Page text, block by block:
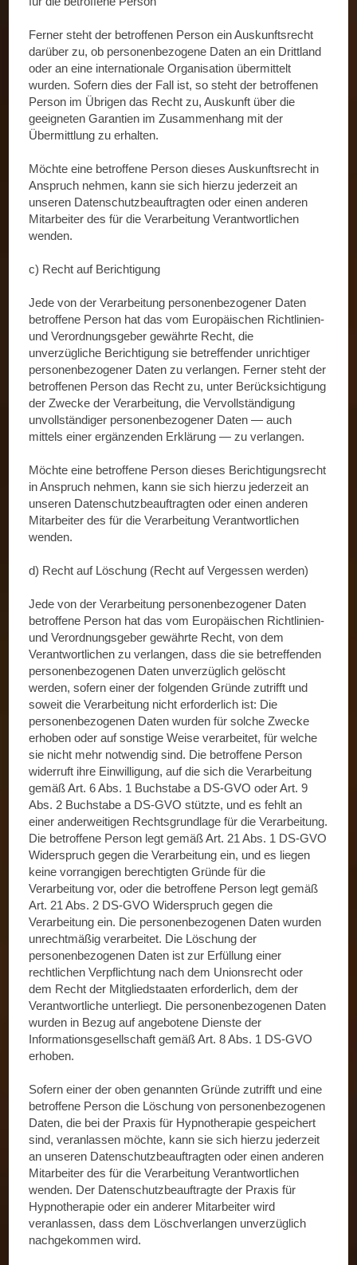
Ferner steht der betroffenen Person ein Auskunftsrecht
darüber zu, ob personenbezogene Daten an ein Drittland
oder an eine internationale Organisation übermittelt
wurden. Sofern dies der Fall ist, so steht der betroffenen
Person im Übrigen das Recht zu, Auskunft über die
geeigneten Garantien im Zusammenhang mit der
Übermittlung zu erhalten.
Möchte eine betroffene Person dieses Auskunftsrecht in
Anspruch nehmen, kann sie sich hierzu jederzeit an
unseren Datenschutzbeauftragten oder einen anderen
Mitarbeiter des für die Verarbeitung Verantwortlichen
wenden.
c) Recht auf Berichtigung
Jede von der Verarbeitung personenbezogener Daten
betroffene Person hat das vom Europäischen Richtlinien-
und Verordnungsgeber gewährte Recht, die
unverzügliche Berichtigung sie betreffender unrichtiger
personenbezogener Daten zu verlangen. Ferner steht der
betroffenen Person das Recht zu, unter Berücksichtigung
der Zwecke der Verarbeitung, die Vervollständigung
unvollständiger personenbezogener Daten — auch
mittels einer ergänzenden Erklärung — zu verlangen.
Möchte eine betroffene Person dieses Berichtigungsrecht
in Anspruch nehmen, kann sie sich hierzu jederzeit an
unseren Datenschutzbeauftragten oder einen anderen
Mitarbeiter des für die Verarbeitung Verantwortlichen
wenden.
d) Recht auf Löschung (Recht auf Vergessen werden)
Jede von der Verarbeitung personenbezogener Daten
betroffene Person hat das vom Europäischen Richtlinien-
und Verordnungsgeber gewährte Recht, von dem
Verantwortlichen zu verlangen, dass die sie betreffenden
personenbezogenen Daten unverzüglich gelöscht
werden, sofern einer der folgenden Gründe zutrifft und
soweit die Verarbeitung nicht erforderlich ist: Die
personenbezogenen Daten wurden für solche Zwecke
erhoben oder auf sonstige Weise verarbeitet, für welche
sie nicht mehr notwendig sind. Die betroffene Person
widerruft ihre Einwilligung, auf die sich die Verarbeitung
gemäß Art. 6 Abs. 1 Buchstabe a DS-GVO oder Art. 9
Abs. 2 Buchstabe a DS-GVO stützte, und es fehlt an
einer anderweitigen Rechtsgrundlage für die Verarbeitung.
Die betroffene Person legt gemäß Art. 21 Abs. 1 DS-GVO
Widerspruch gegen die Verarbeitung ein, und es liegen
keine vorrangigen berechtigten Gründe für die
Verarbeitung vor, oder die betroffene Person legt gemäß
Art. 21 Abs. 2 DS-GVO Widerspruch gegen die
Verarbeitung ein. Die personenbezogenen Daten wurden
unrechtmäßig verarbeitet. Die Löschung der
personenbezogenen Daten ist zur Erfüllung einer
rechtlichen Verpflichtung nach dem Unionsrecht oder
dem Recht der Mitgliedstaaten erforderlich, dem der
Verantwortliche unterliegt. Die personenbezogenen Daten
wurden in Bezug auf angebotene Dienste der
Informationsgesellschaft gemäß Art. 8 Abs. 1 DS-GVO
erhoben.
Sofern einer der oben genannten Gründe zutrifft und eine
betroffene Person die Löschung von personenbezogenen
Daten, die bei der Praxis für Hypnotherapie gespeichert
sind, veranlassen möchte, kann sie sich hierzu jederzeit
an unseren Datenschutzbeauftragten oder einen anderen
Mitarbeiter des für die Verarbeitung Verantwortlichen
wenden. Der Datenschutzbeauftragte der Praxis für
Hypnotherapie oder ein anderer Mitarbeiter wird
veranlassen, dass dem Löschverlangen unverzüglich
nachgekommen wird.